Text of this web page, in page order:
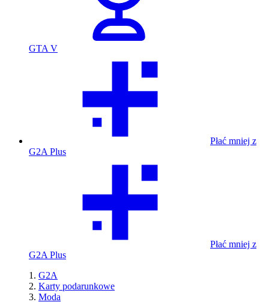
GTA V
Płać mniej z
G2A Plus
Płać mniej z
G2A Plus
G2A
Karty podarunkowe
Moda